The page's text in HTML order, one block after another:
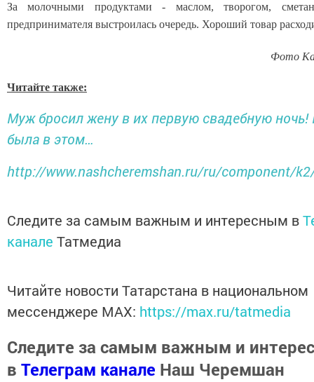
За молочными продуктами - маслом, творогом,
предпринимателя выстроилась очередь. Хороший товар
Фото
Читайте также:
Муж бросил жену в их первую свадебную ночь!
была в этом…
http://www.nashcheremshan.ru/ru/component/
Следите за самым важным и интересным в
канале Татмедиа
Читайте новости Татарстана в национальном
мессенджере MАХ: https://max.ru/tatmedia
Следите за самым важным и
в Телеграм канале Наш Черемшан